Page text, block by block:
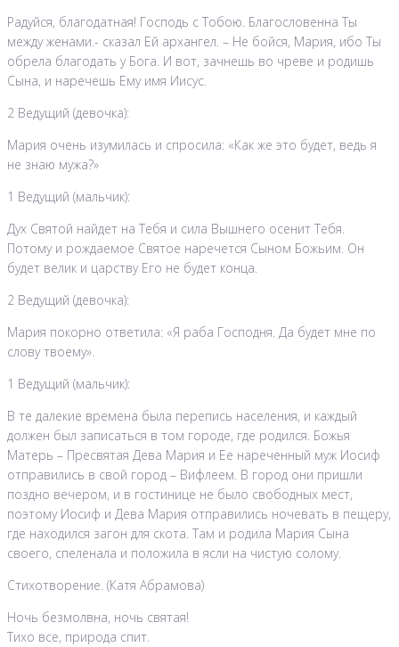
Радуйся, благодатная! Господь с Тобою. Благословенна Ты
между женами.- сказал Ей архангел. – Не бойся, Мария, ибо Ты
обрела благодать у Бога. И вот, зачнешь во чреве и родишь
Сына, и наречешь Ему имя Иисус.
2 Ведущий (девочка):
Мария очень изумилась и спросила: «Как же это будет, ведь я
не знаю мужа?»
1 Ведущий (мальчик):
Дух Святой найдет на Тебя и сила Вышнего осенит Тебя.
Потому и рождаемое Святое наречется Сыном Божьим. Он
будет велик и царству Его не будет конца.
2 Ведущий (девочка):
Мария покорно ответила: «Я раба Господня. Да будет мне по
слову твоему».
1 Ведущий (мальчик):
В те далекие времена была перепись населения, и каждый
должен был записаться в том городе, где родился. Божья
Матерь – Пресвятая Дева Мария и Ее нареченный муж Иосиф
отправились в свой город – Вифлеем. В город они пришли
поздно вечером, и в гостинице не было свободных мест,
поэтому Иосиф и Дева Мария отправились ночевать в пещеру,
где находился загон для скота. Там и родила Мария Сына
своего, спеленала и положила в ясли на чистую солому.
Стихотворение. (Катя Абрамова)
Ночь безмолвна, ночь святая!
Тихо все, природа спит.